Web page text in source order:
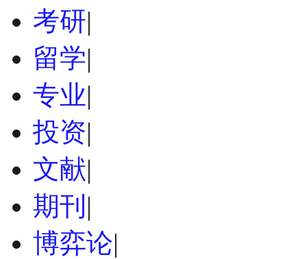
考研|
留学|
专业|
投资|
文献|
期刊 |
博弈论|